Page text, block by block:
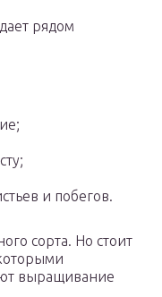
рядом
и побегов.
сорта. Но стоит
выращивание